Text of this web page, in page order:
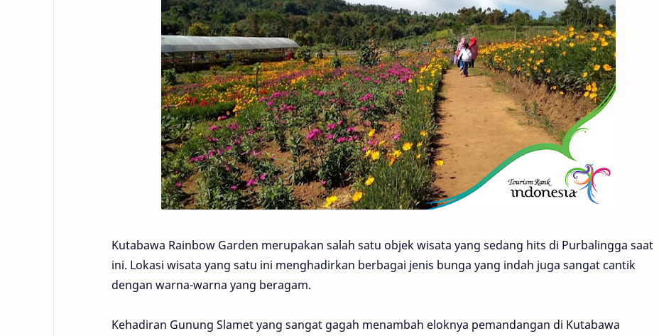
Kutabawa Rainbow Garden merupakan salah satu objek wisata yang sedang hits di Purbalingga saat
ini. Lokasi wisata yang satu ini menghadirkan berbagai jenis bunga yang indah juga sangat cantik
dengan warna-warna yang beragam.
Kehadiran Gunung Slamet yang sangat gagah menambah eloknya pemandangan di Kutabawa